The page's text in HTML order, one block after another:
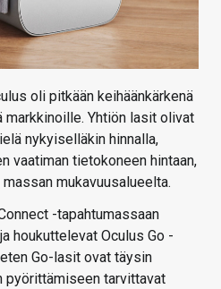
oli pitkään keihäänkärkenä
Yhtiön lasit olivat
nykyiselläkin hinnalla,
vaatiman tietokoneen hintaan,
mukavuusalueelta.
-tapahtumassaan
houkuttelevat Oculus Go -
Go-lasit ovat täysin
tarvittavat